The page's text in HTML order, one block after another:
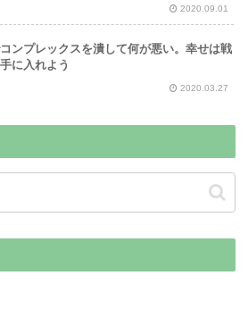
2020.09.01
ンプレックスを潰して何が悪い。幸せは戦
に入れよう
2020.03.27